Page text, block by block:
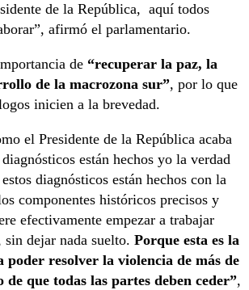
de la República, aquí todos
afirmó el parlamentario.
de “recuperar la paz, la
de la macrozona sur”, por lo que
inicien a la brevedad.
el Presidente de la República acaba
están hechos yo la verdad
diagnósticos están hechos con la
componentes históricos precisos y
efectivamente empezar a trabajar
dejar nada suelto. Porque esta es la
resolver la violencia de más de
de que todas las partes deben ceder”,